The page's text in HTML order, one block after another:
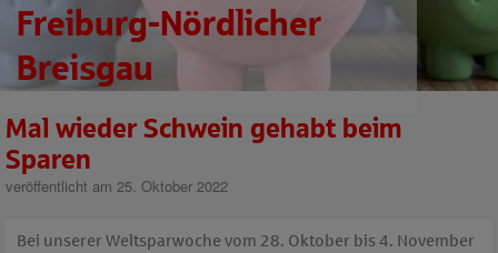
Freiburg-Nördlicher
Breisgau
Mal wieder Schwein gehabt beim
Sparen
veröffentlicht am 25. Oktober 2022
Bei unserer Weltsparwoche vom 28. Oktober bis 4. November